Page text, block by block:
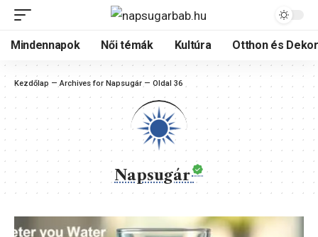
Mindennapok Női témák Kultúra Otthon és
Kezdőlap —Archives for Napsugár — Oldal 36
Napsugár